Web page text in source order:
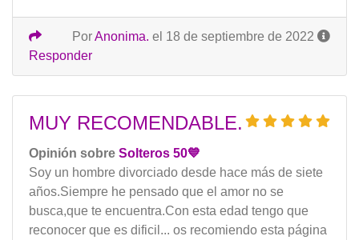
PorAnonima. el 18 de septiembre de 2022
Responder
MUY RECOMENDABLE.
Opinión sobre Solteros 50💙
Soy un hombre divorciado desde hace más de siete
años.Siempre he pensado que el amor no se
busca,que te encuentra.Con esta edad tengo que
reconocer que es dificil... os recomiendo esta página